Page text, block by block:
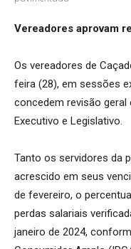
Vereadores aprovam
Os vereadores de
feira (28), em sessões
concedem revisão geral
Executivo e Legislativo.
Tanto os servidores da
acrescido em seus
de fevereiro, o
perdas salariais
janeiro de 2024,